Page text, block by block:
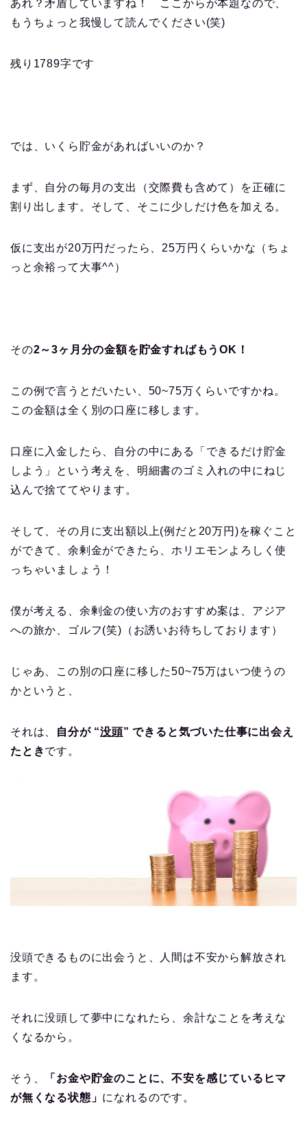
あれ？矛盾していますね！ ここからが本題なので、
もうちょっと我慢して読んでください(笑)
残り 1789字です
では、いくら貯金があればいいのか？
まず、自分の毎月の支出（交際費も含めて）を正確に
割り出します。そして、そこに少しだけ色を加える。
仮に支出が20万円だったら、 25万円くらいかな（ちょ
っと余裕って大事^^）
その2～3ヶ月分の金額を貯金すればもうOK ！
この例で言うとだいたい、 50~75万くらいですかね。
この金額は全く別の口座に移します。
口座に入金したら、自分の中にある「できるだけ貯金
しよう」という考えを、明細書のゴミ入れの中にねじ
込んで捨ててやります。
そして、その月に支出額以上(例だと 20万円)を稼ぐこと
ができて、余剰金ができたら、ホリエモンよろしく使
っちゃいましょう！
僕が考える、余剰金の使い方のおすすめ案は、アジア
への旅か、ゴルフ(笑)（お誘いお待ちしております）
じゃあ、この別の口座に移した50~75万はいつ使うの
かというと、
それは、 自分が “没頭” できると気づいた仕事に出会え
たときです。
没頭できるものに出会うと、人間は不安から解放され
ます。
それに没頭して夢中になれたら、余計なことを考えな
くなるから。
そう、
「お金や貯金のことに、不安を感じているヒマ
が無くなる状態」 になれるのです。